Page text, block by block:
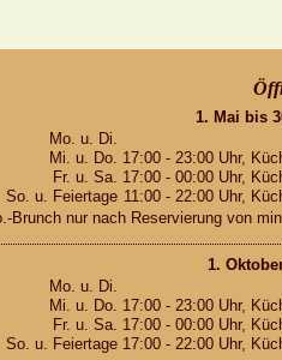
1. Mai bis
Mo. u. Di.
Mi. u. Do.
Fr. u. Sa.
So. u. Fei­er­ta­ge
17:00 - 23:00 Uhr,
17:00 - 00:00 Uhr,
11:00 - 22:00 Uhr,
Brunch nur nach Re­ser­vie­rung von
1.
Mo. u. Di.
Mi. u. Do.
Fr. u. Sa.
So. u. Fei­er­ta­ge
17:00 - 23:00 Uhr,
17:00 - 00:00 Uhr,
17:00 - 22:00 Uhr,